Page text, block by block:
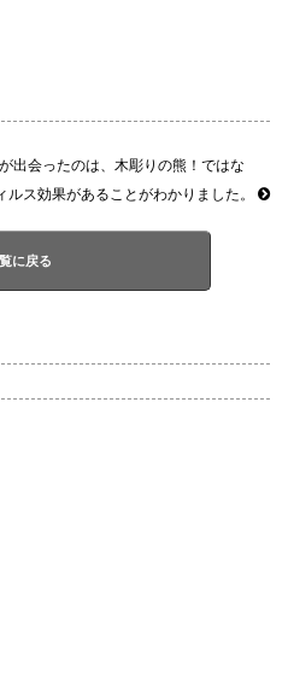
出会ったのは、木彫りの熊！ではな
ルス効果があることがわかりました。
に戻る